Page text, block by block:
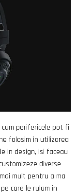
cum perifericele pot fi
folosim in utilizarea
in design, isi faceau
diverse
mult pentru a ma
care le rulam in